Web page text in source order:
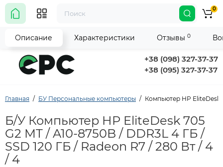
+38 (098) 327-37-37
+38 (095) 327-37-37
0
Главная БУ Персональные компьютеры Компьютер HP EliteDesk
Б/У Компьютер HP EliteDesk 705
G2 MT / A10-8750B / DDR3L 4 ГБ /
SSD 120 ГБ / Radeon R7 / 280 Вт / 4
/ 4
Описание Характеристики Отзывы 0